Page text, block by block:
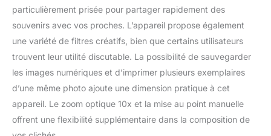
particulièrement prisée pour partager rapidement des
souvenirs avec vos proches. L’appareil propose également
une variété de filtres créatifs, bien que certains utilisateurs
trouvent leur utilité discutable. La possibilité de sauvegarder
les images numériques et d’imprimer plusieurs exemplaires
d’une même photo ajoute une dimension pratique à cet
appareil. Le zoom optique 10x et la mise au point manuelle
offrent une flexibilité supplémentaire dans la composition de